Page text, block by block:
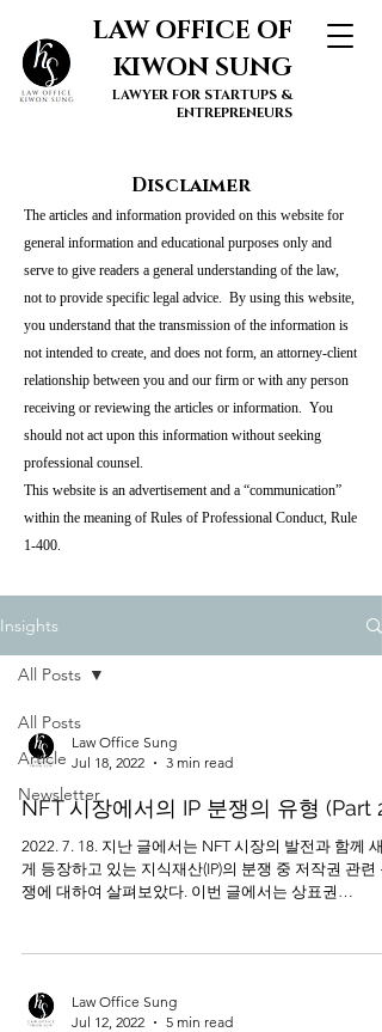
LAW OFFICE OF
KIWON SUNG
LAWYER FOR STARTUPS &
ENTREPRENEURS
Disclaimer
The articles and information provided on this website for
general information and educational purposes only and
serve to give readers a general understanding of the law,
not to provide specific legal advice. By using this website,
you understand that the transmission of the information is
not intended to create, and does not form, an attorney-client
relationship between you and our firm or with any person
receiving or reviewing the articles or information. You
should not act upon this information without seeking
professional counsel.
This website is an advertisement and a “communication”
within the meaning of Rules of Professional Conduct, Rule
1-400.
Insights
All Posts
Article
Newsletter
All Posts
Law Office Sung
Jul 18, 2022
3 min read
NFT 시장에서의 IP 분쟁의 유형 (Part 2)
2022. 7. 18. 지난 글에서는 NFT 시장의 발전과 함께 새
게 등장하고 있는 지식재산(IP)의 분쟁 중 저작권 관련
쟁에 대하여 살펴보았다. 이번 글에서는 상표권
Law Office Sung
Jul 12, 2022
5 min read